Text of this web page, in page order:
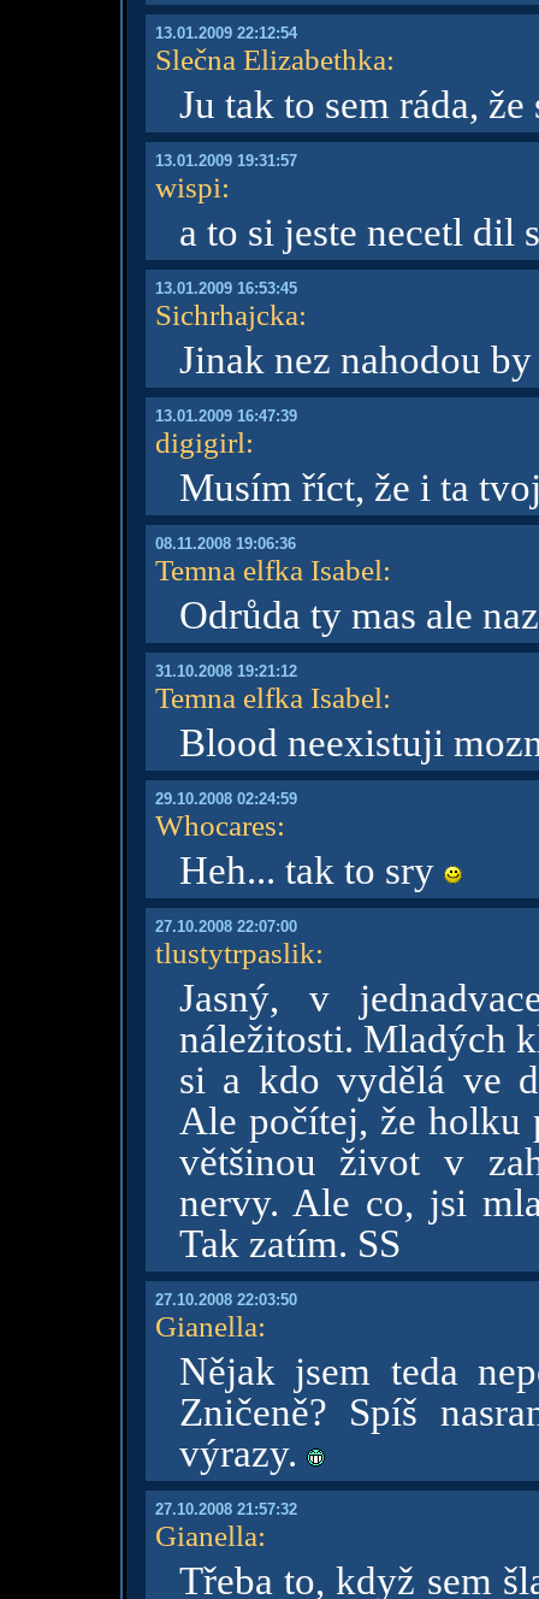
13.01.2009 22:12:54
Slečna Elizabethka:
Ju tak to sem ráda,
13.01.2009 19:31:57
wispi:
a to si jeste necetl dil
13.01.2009 16:53:45
Sichrhajcka:
Jinak nez nahodou
13.01.2009 16:47:39
digigirl:
Musím říct, že i ta
08.11.2008 19:06:36
Temna elfka Isabel:
Odrůda ty mas ale
31.10.2008 19:21:12
Temna elfka Isabel:
Blood neexistuji
29.10.2008 02:24:59
Whocares:
Heh... tak to sry
27.10.2008 22:07:00
tlustytrpaslik:
Jasný, v
náležitosti. Mladých
si a kdo vydělá ve
Ale počítej, že holku
většinou život v
nervy. Ale co, jsi
Tak zatím. SS
27.10.2008 22:03:50
Gianella:
Nějak jsem teda
Zničeně? Spíš
výrazy.
27.10.2008 21:57:32
Gianella:
Třeba to, když sem